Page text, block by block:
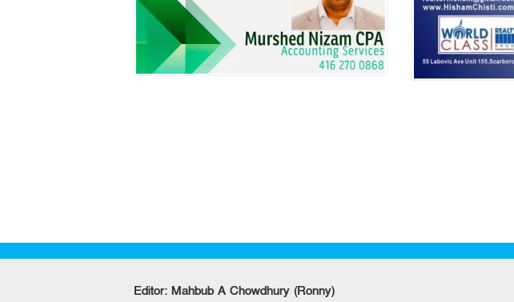
Editor: Mahbub A Chowdhury (Ronny)